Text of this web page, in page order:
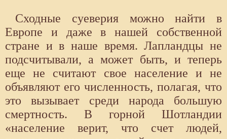
Сходные суеверия можно найти в
Европе и даже в нашей собственной
стране и в наше время. Лапландцы не
подсчитывали, а может быть, и теперь
еще не считают свое население и не
объявляют его численность, полагая, что
это вызывает среди народа большую
смертность. В горной Шотландии
«население верит, что счет людей,